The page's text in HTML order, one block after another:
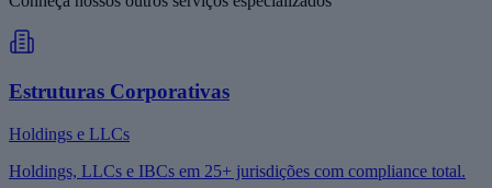
Estruturas Corporativas
Holdings e LLCs
Holdings, LLCs e IBCs em 25+ jurisdições com compliance total.